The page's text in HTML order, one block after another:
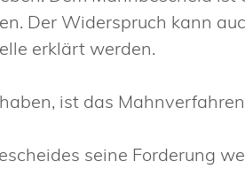
Der Widerspruch kann
erklärt werden.
ist das
seine Forderung